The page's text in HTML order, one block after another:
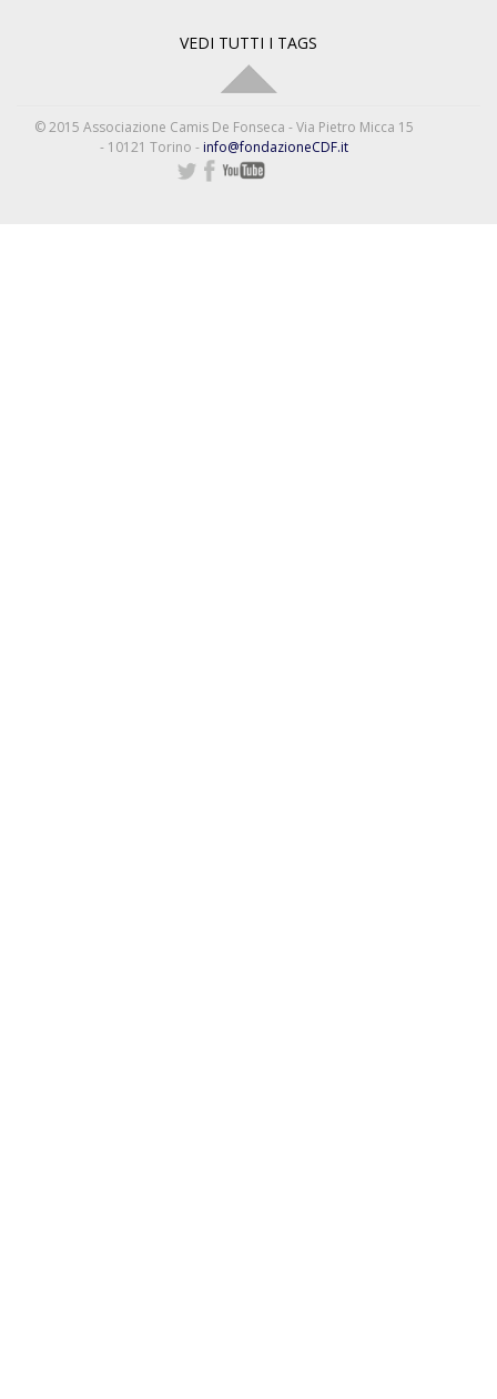
VEDI TUTTI I TAGS
© 2015 Associazione Camis De Fonseca - Via Pietro Micca 15
- 10121 Torino - info@fondazioneCDF.it